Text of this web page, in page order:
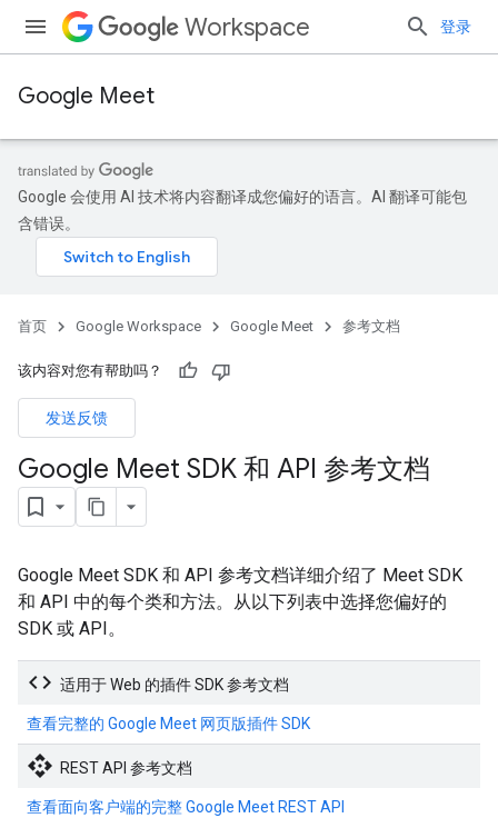
Workspace 登录
Google Meet
Google 会使用 AI 技术将内容翻译成您偏好的语言。AI 翻译可能包
含错误。
首页 Google Workspace Google Meet 参考文档
该内容对您有帮助吗？
发送反馈
Google Meet SDK 和 API 参考文档
Google Meet SDK 和 API 参考文档详细介绍了 Meet SDK
和 API 中的每个类和方法。从以下列表中选择您偏好的
SDK 或 API。
code 适用于 Web 的插件 SDK 参考文档
查看完整的 Google Meet 网页版插件 SDK
api REST API 参考文档
查看面向客户端的完整 Google Meet REST API